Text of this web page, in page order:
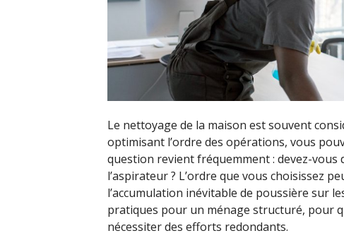
Le nettoyage de la maison est souvent
optimisant l’ordre des opérations, vous
question revient fréquemment : devez-
l’aspirateur ? L’ordre que vous choisissez
l’accumulation inévitable de poussière sur
pratiques pour un ménage structuré, pour
nécessiter des efforts redondants.